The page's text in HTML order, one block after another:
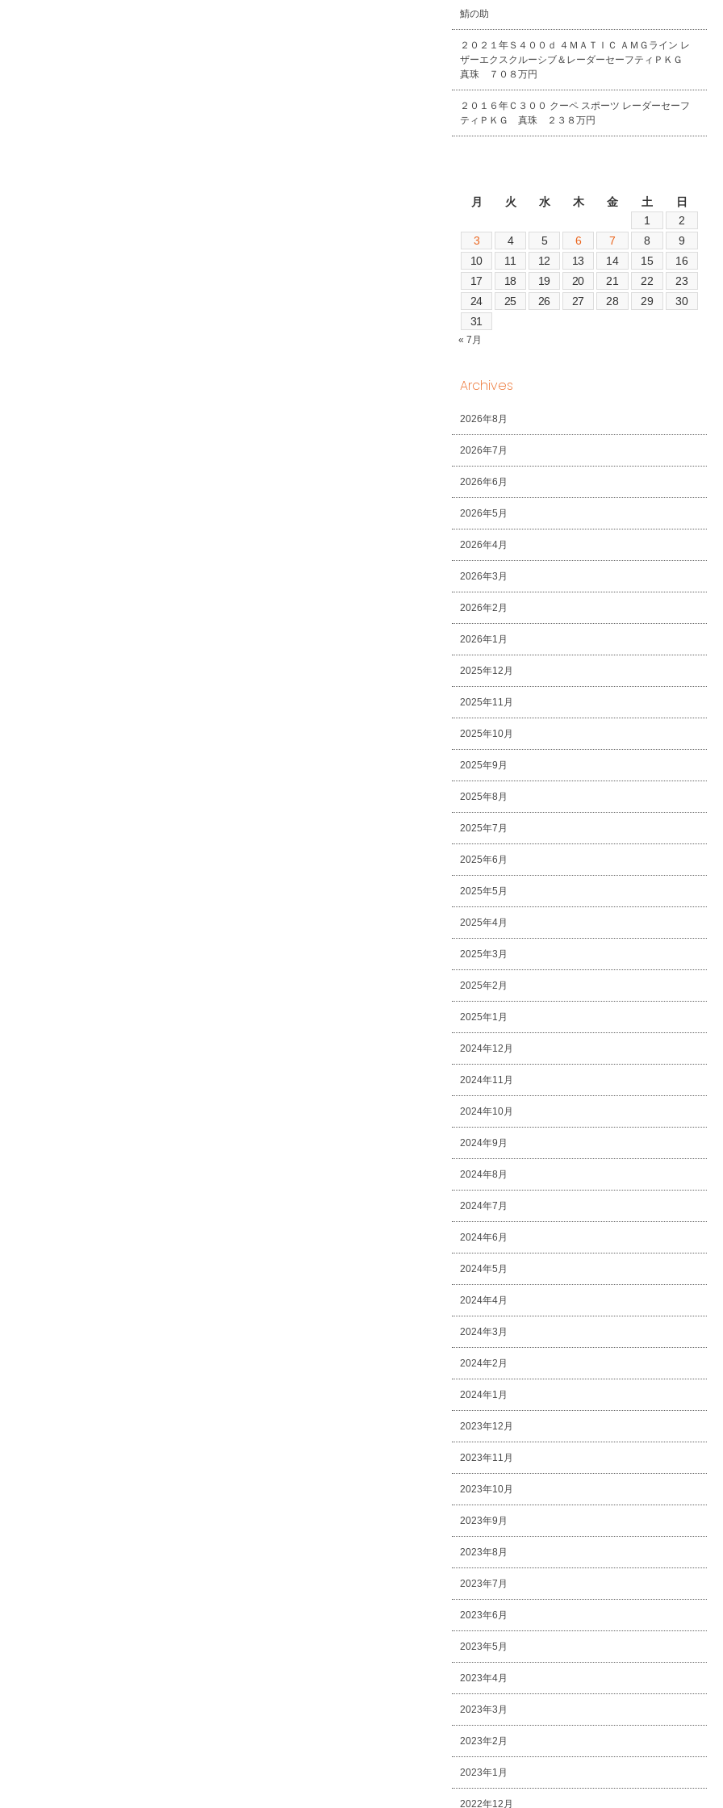
鯖の助
２０２１年Ｓ４００ｄ ４ＭＡＴＩＣ ＡＭＧライン レ
ザーエクスクルーシブ＆レーダーセーフティＰＫＧ
真珠 ７０８万円
２０１６年Ｃ３００ クーペ スポーツ レーダーセーフ
ティＰＫＧ 真珠 ２３８万円
月
火 水 木 金 土
日
1
2
3
4 5 6 7 8
9
10
11 12 13 14 15
16
17
18 19 20 21 22
23
24
25 26 27 28 29
30
31
« 7月
Archives
2026年8月
2026年7月
2026年6月
2026年5月
2026年4月
2026年3月
2026年2月
2026年1月
2025年12月
2025年11月
2025年10月
2025年9月
2025年8月
2025年7月
2025年6月
2025年5月
2025年4月
2025年3月
2025年2月
2025年1月
2024年12月
2024年11月
2024年10月
2024年9月
2024年8月
2024年7月
2024年6月
2024年5月
2024年4月
2024年3月
2024年2月
2024年1月
2023年12月
2023年11月
2023年10月
2023年9月
2023年8月
2023年7月
2023年6月
2023年5月
2023年4月
2023年3月
2023年2月
2023年1月
2022年12月